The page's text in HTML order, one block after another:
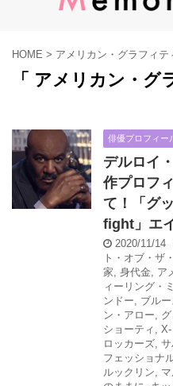
HOME > アメリカン・グラフィテ
「 アメリカン・グ
俳優プロフィー
デルロイ
作プロフ
て！「グ
fight」エ
2020/11/14
ト・オブ・ザ
家 身代金 ア
ィーリング・
ンドー
ブル
ン・アロー
ショーティ
ロッカーズ
フェッショナ
ルックリン